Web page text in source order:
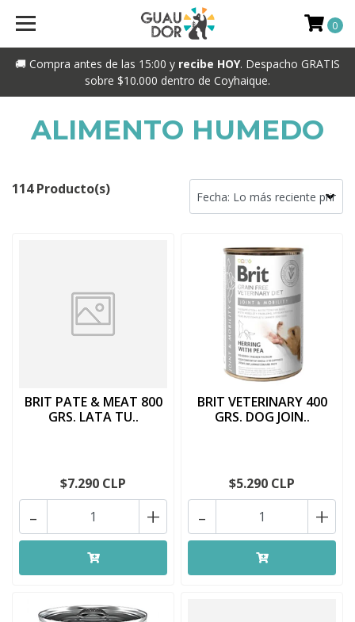
🚚 Compra antes de las 15:00 y recibe HOY. Despacho GRATIS
sobre $10.000 dentro de Coyhaique.
0
ALIMENTO HUMEDO
114 Producto(s)
BRIT PATE & MEAT 800
GRS. LATA TU..
$7.290 CLP
+
-
BRIT VETERINARY 400
GRS. DOG JOIN..
$5.290 CLP
+
-